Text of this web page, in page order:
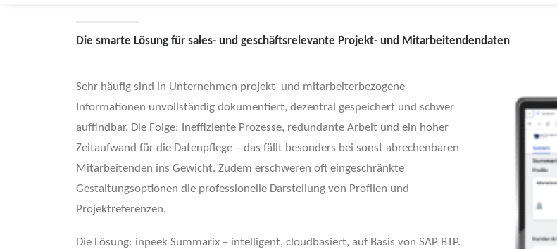
Die smarte Lösung für sales- und geschäftsrelevante Projekt- und Mitarbeitendendaten
Sehr häufig sind in Unternehmen projekt- und mitarbeiterbezogene
Informationen unvollständig dokumentiert, dezentral gespeichert und schwer
auffindbar. Die Folge: Ineffiziente Prozesse, redundante Arbeit und ein hoher
Zeitaufwand für die Datenpflege – das fällt besonders bei sonst abrechenbaren
Mitarbeitenden ins Gewicht. Zudem erschweren oft eingeschränkte
Gestaltungsoptionen die professionelle Darstellung von Profilen und
Projektreferenzen.
Die Lösung: inpeek Summarix – intelligent, cloudbasiert, auf Basis von SAP BTP.